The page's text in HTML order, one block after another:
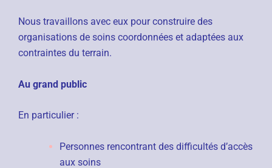
Nous travaillons avec eux pour construire des
organisations de soins coordonnées et adaptées aux
contraintes du terrain.
Au grand public
En particulier :
Personnes rencontrant des difficultés d’accès
aux soins